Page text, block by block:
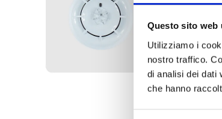
Questo sito web
Utilizziamo i
nostro traffico.
di analisi dei dati
che hanno